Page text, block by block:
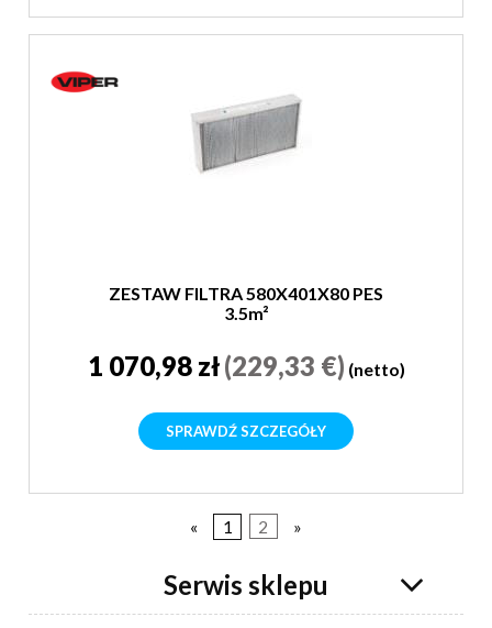
ZESTAW FILTRA 580X401X80 PES
3.5m²
1 070,98 zł(229,33 €) (netto)
SPRAWDŹ SZCZEGÓŁY
« 1 2 »
Serwis sklepu